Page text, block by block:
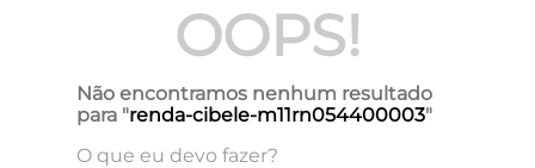
OOPS!
Não encontramos nenhum resultado
para "renda-cibele-m11rn054400003"
O que eu devo fazer?